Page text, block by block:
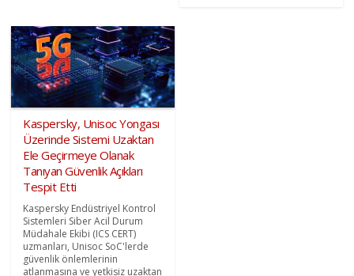
Kaspersky, Unisoc Yongası
Üzerinde Sistemi Uzaktan
Ele Geçirmeye Olanak
Tanıyan Güvenlik Açıkları
Tespit Etti
Kaspersky Endüstriyel Kontrol
Sistemleri Siber Acil Durum
Müdahale Ekibi (ICS CERT)
uzmanları, Unisoc SoC'lerde
güvenlik önlemlerinin
atlanmasına ve yetkisiz uzaktan